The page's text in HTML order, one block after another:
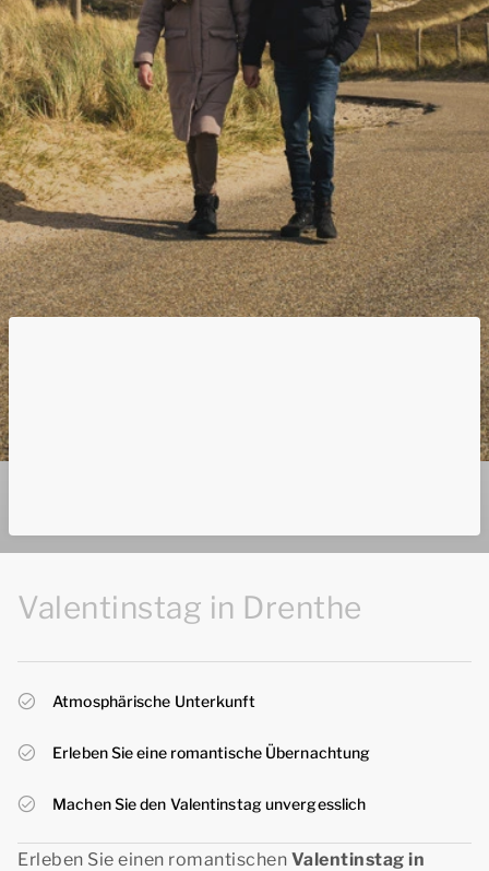
Valentinstag in Drenthe
Atmosphärische Unterkunft
Erleben Sie eine romantische Übernachtung
Machen Sie den Valentinstag unvergesslich
Erleben Sie einen romantischen Valentinstag in